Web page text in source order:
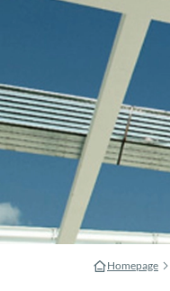
Homepage